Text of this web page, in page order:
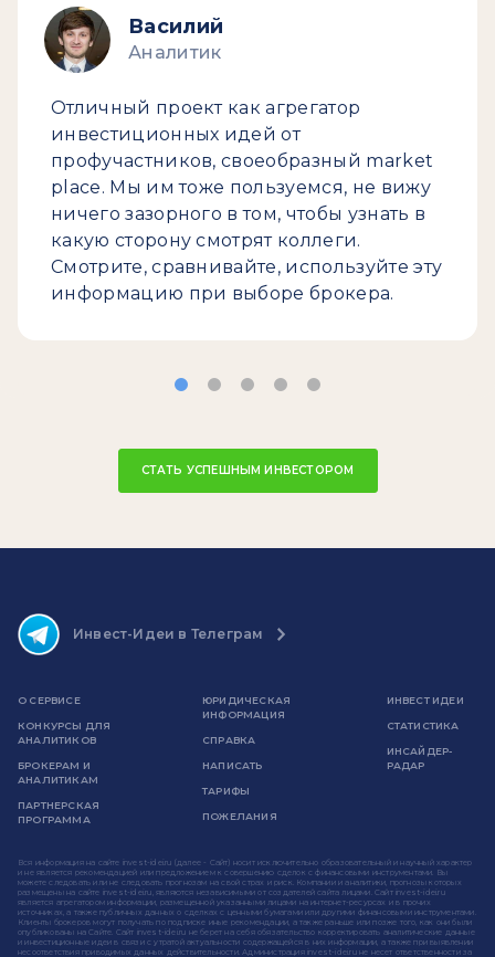
Василий
Аналитик
Отличный проект как агрегатор
инвестиционных идей от
профучастников, своеобразный market
place. Мы им тоже пользуемся, не вижу
ничего зазорного в том, чтобы узнать в
какую сторону смотрят коллеги.
Смотрите, сравнивайте, используйте эту
информацию при выборе брокера.
СТАТЬ УСПЕШНЫМ ИНВЕСТОРОМ
Инвест-Идеи в Телеграм
О СЕРВИСЕ
КОНКУРСЫ ДЛЯ
АНАЛИТИКОВ
БРОКЕРАМ И
АНАЛИТИКАМ
ПАРТНЕРСКАЯ
ПРОГРАММА
ЮРИДИЧЕСКАЯ
ИНФОРМАЦИЯ
СПРАВКА
НАПИСАТЬ
ТАРИФЫ
ПОЖЕЛАНИЯ
ИНВЕСТ ИДЕИ
СТАТИСТИКА
ИНСАЙДЕР-
РАДАР
Вся информация на сайте invest-idei.ru (далее - Сайт) носит исключительно образовательный и научный характер
и не является рекомендацией или предложением к совершению сделок с финансовыми инструментами. Вы
можете следовать или не следовать прогнозам на свой страх и риск. Компании и аналитики, прогнозы которых
размещены на сайте invest-idei.ru, являются независимыми от создателей сайта лицами. Сайт invest-idei.ru
является агрегатором информации, размещенной указанными лицами на интернет-ресурсах и в прочих
источниках, а также публичных данных о сделках с ценными бумагами или другими финансовыми инструментами.
Клиенты брокеров могут получать по подписке иные рекомендации, а также раньше или позже того, как они были
опубликованы на Сайте. Сайт invest-idei.ru не берет на себя обязательство корректировать аналитические данные
и инвестиционные идеи в связи с утратой актуальности содержащейся в них информации, а также при выявлении
несоответствия приводимых данных действительности. Администрация invest-idei.ru не несет ответственности за